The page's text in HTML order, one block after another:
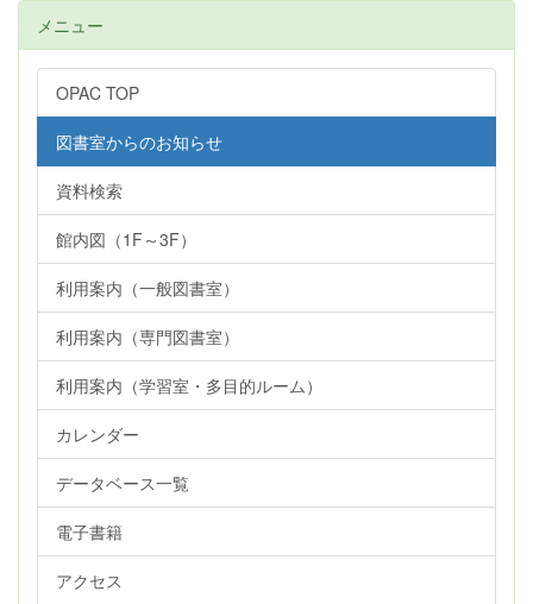
メニュー
OPAC TOP
図書室からのお知らせ
資料検索
館内図（1F～3F）
利用案内（一般図書室）
利用案内（専門図書室）
利用案内（学習室・多目的ルーム）
カレンダー
データベース一覧
電子書籍
アクセス